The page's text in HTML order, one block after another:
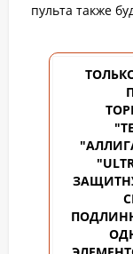
пульта также